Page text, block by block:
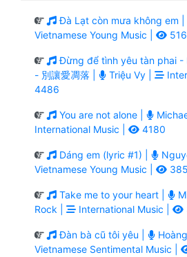
Đà Lạt còn mưa không em |
Vietnamese Young Music |
Đừng để tình yêu tàn phai -
- 別讓愛凋落 |
Triệu Vy |
4486
You are not alone |
International Music |
4180
Dáng em (lyric #1) |
Vietnamese Young Music |
Take me to your heart |
Rock |
International Music |
Đàn bà cũ tôi yêu |
Vietnamese Sentimental Music |